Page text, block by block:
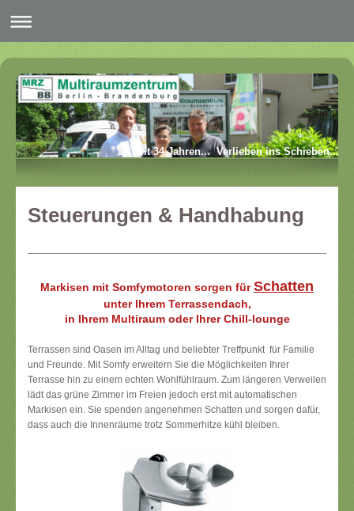
... seit 34 Jahren... Verlieben ins Schieben...
Steuerungen & Handhabung
Markisen mit Somfymotoren sorgen fürSchatten
unter Ihrem Terrassendach,
in Ihrem Multiraum oder Ihrer Chill-lounge
Terrassen sind Oasen im Alltag und beliebter Treffpunkt für Familie
und Freunde. Mit Somfy erweitern Sie die Möglichkeiten Ihrer
Terrasse hin zu einem echten Wohlfühlraum. Zum längeren Verweilen
lädt das grüne Zimmer im Freien jedoch erst mit automatischen
Markisen ein. Sie spenden angenehmen Schatten und sorgen dafür,
dass auch die Innenräume trotz Sommerhitze kühl bleiben.